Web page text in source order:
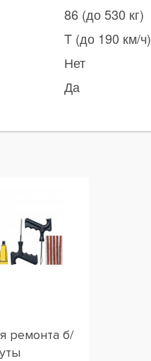
86 (до 530 кг)
T (до 190 км/ч)
Нет
Да
ремонта б/